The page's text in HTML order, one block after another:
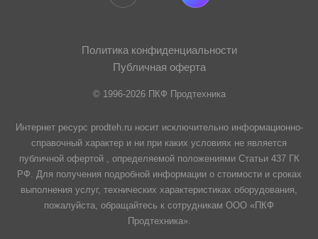
Политика конфиденциальности
Публичная оферта
© 1996-2026 ПКФ Продтехника
Интернет ресурс prodteh.ru носит исключительно информационно-
справочный характер и ни при каких условиях не является
публичной офертой , определяемой положениями Статьи 437 ГК
РФ. Для получения подробной информации о стоимости и сроках
выполнения услуг, технических характеристиках оборудования,
пожалуйста, обращайтесь к сотрудникам ООО «ПКФ
Продтехника».